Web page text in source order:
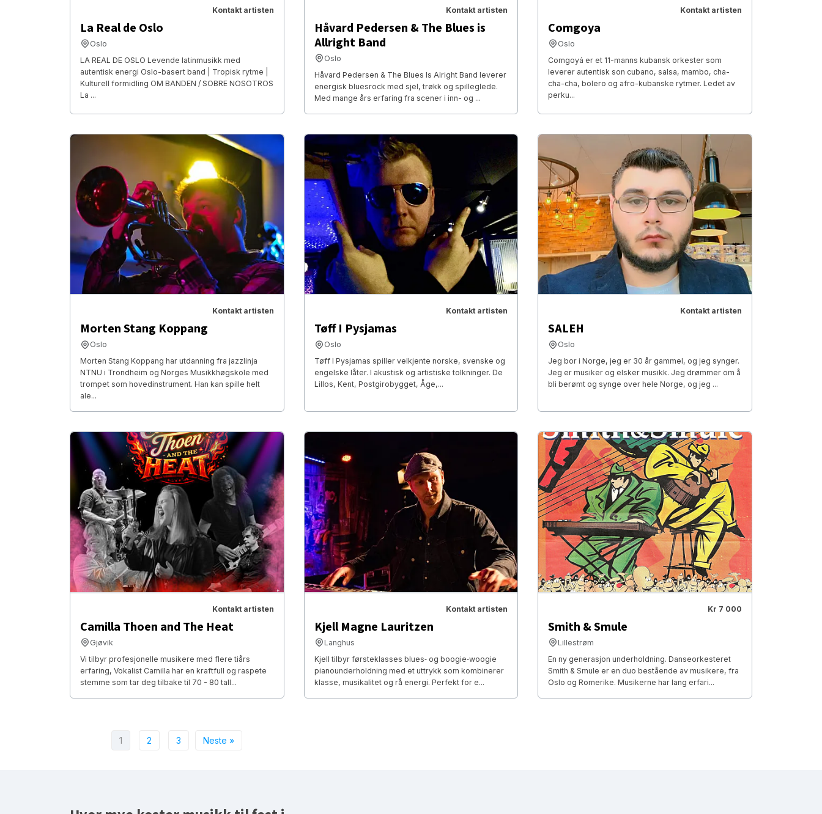
Kontakt artisten
La Real de Oslo
Oslo
LA REAL DE OSLO Levende latinmusikk med
autentisk energi Oslo-basert band | Tropisk rytme |
Kulturell formidling OM BANDEN / SOBRE NOSOTROS
La ...
Kontakt artisten
Håvard Pedersen & The Blues is
Allright Band
Oslo
Håvard Pedersen & The Blues Is Alright Band leverer
energisk bluesrock med sjel, trøkk og spilleglede.
Med mange års erfaring fra scener i inn- og ...
Kontakt artisten
Comgoya
Oslo
Comgoyá er et 11-manns kubansk orkester som
leverer autentisk son cubano, salsa, mambo, cha-
cha-cha, bolero og afro-kubanske rytmer. Ledet av
perku...
Kontakt artisten
Morten Stang Koppang
Oslo
Morten Stang Koppang har utdanning fra jazzlinja
NTNU i Trondheim og Norges Musikkhøgskole med
trompet som hovedinstrument. Han kan spille helt
ale...
Kontakt artisten
Tøff I Pysjamas
Oslo
Tøff I Pysjamas spiller velkjente norske, svenske og
engelske låter. I akustisk og artistiske tolkninger. De
Lillos, Kent, Postgirobygget, Åge,...
Kontakt artisten
SALEH
Oslo
Jeg bor i Norge, jeg er 30 år gammel, og jeg synger.
Jeg er musiker og elsker musikk. Jeg drømmer om å
bli berømt og synge over hele Norge, og jeg ...
Kontakt artisten
Camilla Thoen and The Heat
Gjøvik
Vi tilbyr profesjonelle musikere med flere tiårs
erfaring, Vokalist Camilla har en kraftfull og raspete
stemme som tar deg tilbake til 70 - 80 tall...
Kontakt artisten
Kjell Magne Lauritzen
Langhus
Kjell tilbyr førsteklasses blues‑ og boogie‑woogie
pianounderholdning med et uttrykk som kombinerer
klasse, musikalitet og rå energi. Perfekt for e...
Kr 7 000
Smith & Smule
Lillestrøm
En ny generasjon underholdning. Danseorkesteret
Smith & Smule er en duo bestående av musikere, fra
Oslo og Romerike. Musikerne har lang erfari...
1 2 3 Neste »